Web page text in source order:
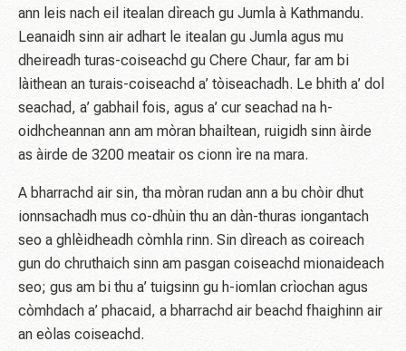
ann leis nach eil itealan dìreach gu Jumla à Kathmandu.
Leanaidh sinn air adhart le itealan gu Jumla agus mu
dheireadh turas-coiseachd gu Chere Chaur, far am bi
làithean an turais-coiseachd a’ tòiseachadh. Le bhith a’ dol
seachad, a’ gabhail fois, agus a’ cur seachad na h-
oidhcheannan ann am mòran bhailtean, ruigidh sinn àirde
as àirde de 3200 meatair os cionn ìre na mara.
A bharrachd air sin, tha mòran rudan ann a bu chòir dhut
ionnsachadh mus co-dhùin thu an dàn-thuras iongantach
seo a ghlèidheadh ​​còmhla rinn. Sin dìreach as coireach
gun do chruthaich sinn am pasgan coiseachd mionaideach
seo; gus am bi thu a’ tuigsinn gu h-iomlan crìochan agus
còmhdach a’ phacaid, a bharrachd air beachd fhaighinn air
an eòlas coiseachd.